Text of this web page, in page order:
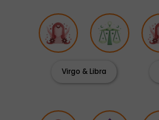
Virgo & Libra